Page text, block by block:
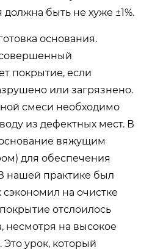
быть не хуже ±1%.
основания.
покрытие, если
или загрязнено.
смеси необходимо
из дефектных мест. В
вяжущим
для обеспечения
нашей практике был
сэкономил на очистке
отслоилось
несмотря на высокое
Это урок, который